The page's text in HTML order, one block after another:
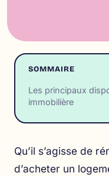
SOMMAIRE
Les principaux
immobilière
Qu’il s’agisse de
d’acheter un